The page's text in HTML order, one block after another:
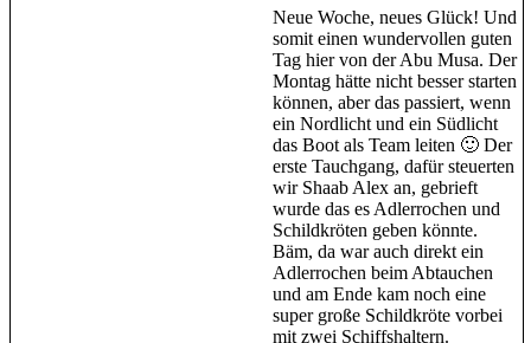
Neue Woche, neues Glück! Und
somit einen wundervollen guten
Tag hier von der Abu Musa. Der
Montag hätte nicht besser starten
können, aber das passiert, wenn
ein Nordlicht und ein Südlicht
das Boot als Team leiten 🙂 Der
erste Tauchgang, dafür steuerten
wir Shaab Alex an, gebrieft
wurde das es Adlerrochen und
Schildkröten geben könnte.
Bäm, da war auch direkt ein
Adlerrochen beim Abtauchen
und am Ende kam noch eine
super große Schildkröte vorbei
mit zwei Schiffshaltern.